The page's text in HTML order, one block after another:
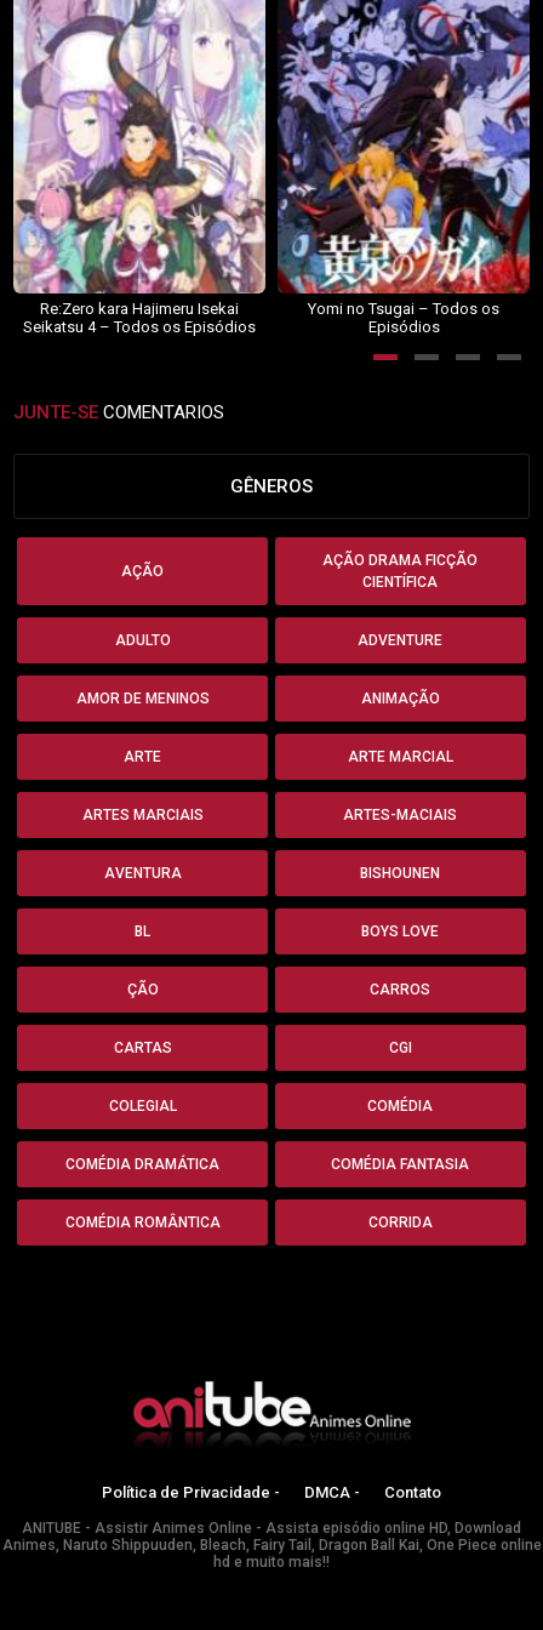
Re:Zero kara Hajimeru Isekai
Seikatsu 4 – Todos os Episódios
Yomi no Tsugai – Todos os
Episódios
JUNTE-SE COMENTARIOS
GÊNEROS
AÇÃO
AÇÃO DRAMA FICÇÃO
CIENTÍFICA
ADULTO ADVENTURE
AMOR DE MENINOS ANIMAÇÃO
ARTE ARTE MARCIAL
ARTES MARCIAIS ARTES-MACIAIS
AVENTURA BISHOUNEN
BL BOYS LOVE
ÇÃO CARROS
CARTAS CGI
COLEGIAL COMÉDIA
COMÉDIA DRAMÁTICA COMÉDIA FANTASIA
COMÉDIA ROMÂNTICA CORRIDA
Política de Privacidade - DMCA - Contato
ANITUBE - Assistir Animes Online - Assista episódio online HD, Download
Animes, Naruto Shippuuden, Bleach, Fairy Tail, Dragon Ball Kai, One Piece online
hd e muito mais!!